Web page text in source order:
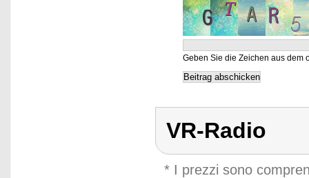
Geben Sie die Zeichen aus dem
VR-Radio
* I prezzi sono